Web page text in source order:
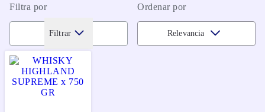
Filtra por Ordenar por
Filtrar Relevancia